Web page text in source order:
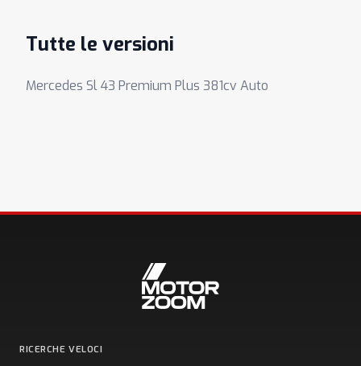
Tutte le versioni
Mercedes Sl 43 Premium Plus 381cv Auto
RICERCHE VELOCI